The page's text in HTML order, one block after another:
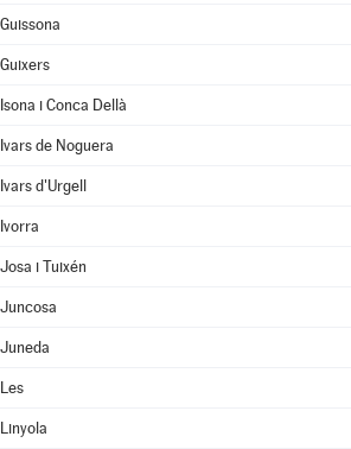
Guissona
Guixers
Isona i Conca Dellà
Ivars de Noguera
Ivars d'Urgell
Ivorra
Josa i Tuixén
Juncosa
Juneda
Les
Linyola